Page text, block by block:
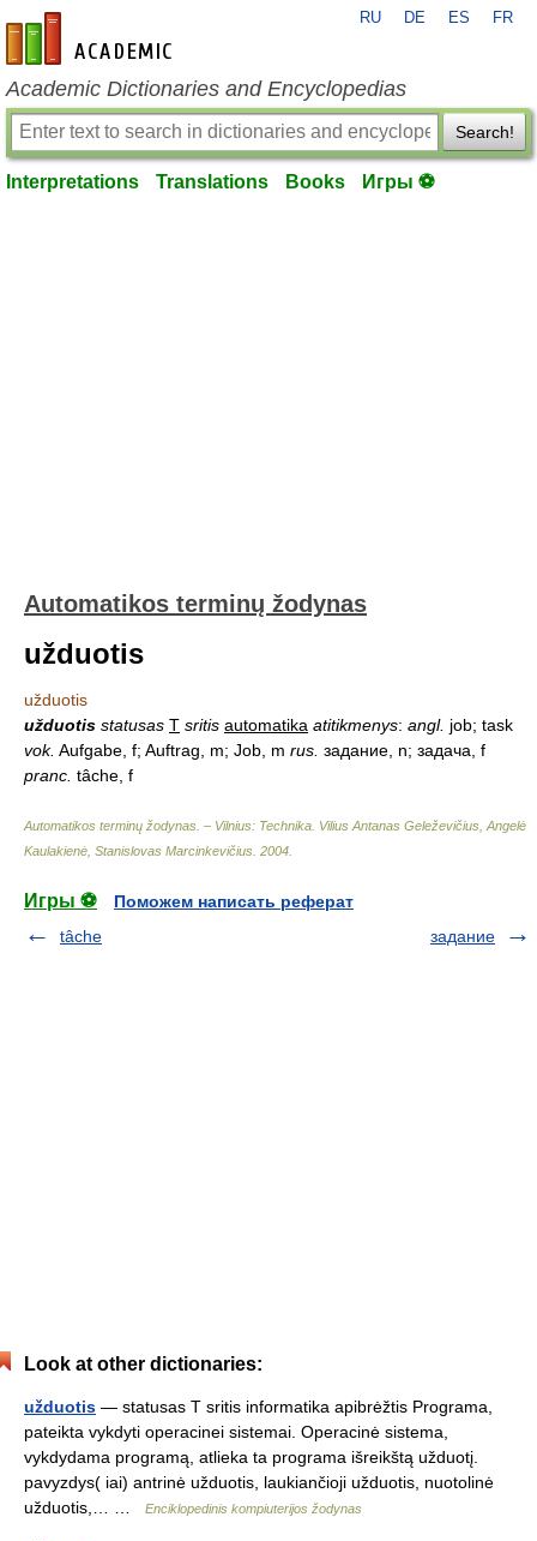
en-academic.com
RU DE ES FR
Academic Dictionaries and Encyclopedias
Search!
Interpretations Translations Books Игры ⚽
Automatikos terminų žodynas
užduotis
užduotis
užduotis statusas T sritis automatika atitikmenys: angl. job; task
vok. Aufgabe, f; Auftrag, m; Job, m rus. задание, n; задача, f
pranc. tâche, f
Automatikos terminų žodynas. – Vilnius: Technika Vilius Antanas Geleževičius, Angelė
Kaulakienė, Stanislovas Marcinkevičius 2004
Игры ⚽
Поможем написать реферат
tâche
задание
Look at other dictionaries:
užduotis — statusas T sritis informatika apibrėžtis Programa,
pateikta vykdyti operacinei sistemai. Operacinė sistema,
vykdydama programą, atlieka ta programa išreikštą užduotį.
pavyzdys( iai) antrinė užduotis, laukiančioji užduotis, nuotolinė
užduotis,… …
Enciklopedinis kompiuterijos žodynas